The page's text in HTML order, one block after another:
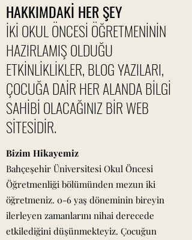
HAKKIMDAKİ HER ŞEY
İKİ OKUL ÖNCESİ ÖĞRETMENİNİN
HAZIRLAMIŞ OLDUĞU
ETKİNLİKLİKLER, BLOG YAZILARI,
ÇOCUĞA DAİR HER ALANDA BİLGİ
SAHİBİ OLACAĞINIZ BİR WEB
SİTESİDİR.
Bizim Hikayemiz
Bahçeşehir Üniversitesi Okul Öncesi
Öğretmenliği bölümünden mezun iki
öğretmeniz. 0-6 yaş döneminin bireyin
ilerleyen zamanlarını nihai derecede
etkilediğini düşünmekteyiz. Çocuğun